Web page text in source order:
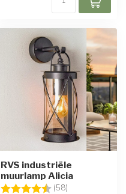
RVS industriële
muurlamp Alicia
Beoordeling: (58)